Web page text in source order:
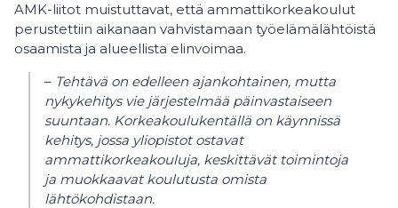
AMK-liitot muistuttavat, että ammattikorkeakoulut
perustettiin aikanaan vahvistamaan työelämälähtöistä
osaamista ja alueellista elinvoimaa.
– Tehtävä on edelleen ajankohtainen, mutta
nykykehitys vie järjestelmää päinvastaiseen
suuntaan. Korkeakoulukentällä on käynnissä
kehitys, jossa yliopistot ostavat
ammattikorkeakouluja, keskittävät toimintoja
ja muokkaavat koulutusta omista
lähtökohdistaan.